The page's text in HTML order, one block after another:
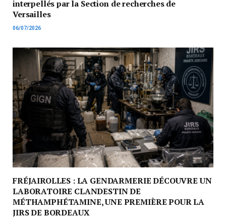
interpellés par la Section de recherches de
Versailles
06/07/2026
FRÉJAIROLLES : LA GENDARMERIE DÉCOUVRE UN
LABORATOIRE CLANDESTIN DE
MÉTHAMPHÉTAMINE, UNE PREMIÈRE POUR LA
JIRS DE BORDEAUX